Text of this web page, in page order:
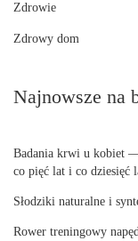
Zdrowie
Zdrowy dom
Najnowsze na
Badania krwi u kobiet
co pięć lat i co dziesięć
Słodziki naturalne i
Rower treningowy